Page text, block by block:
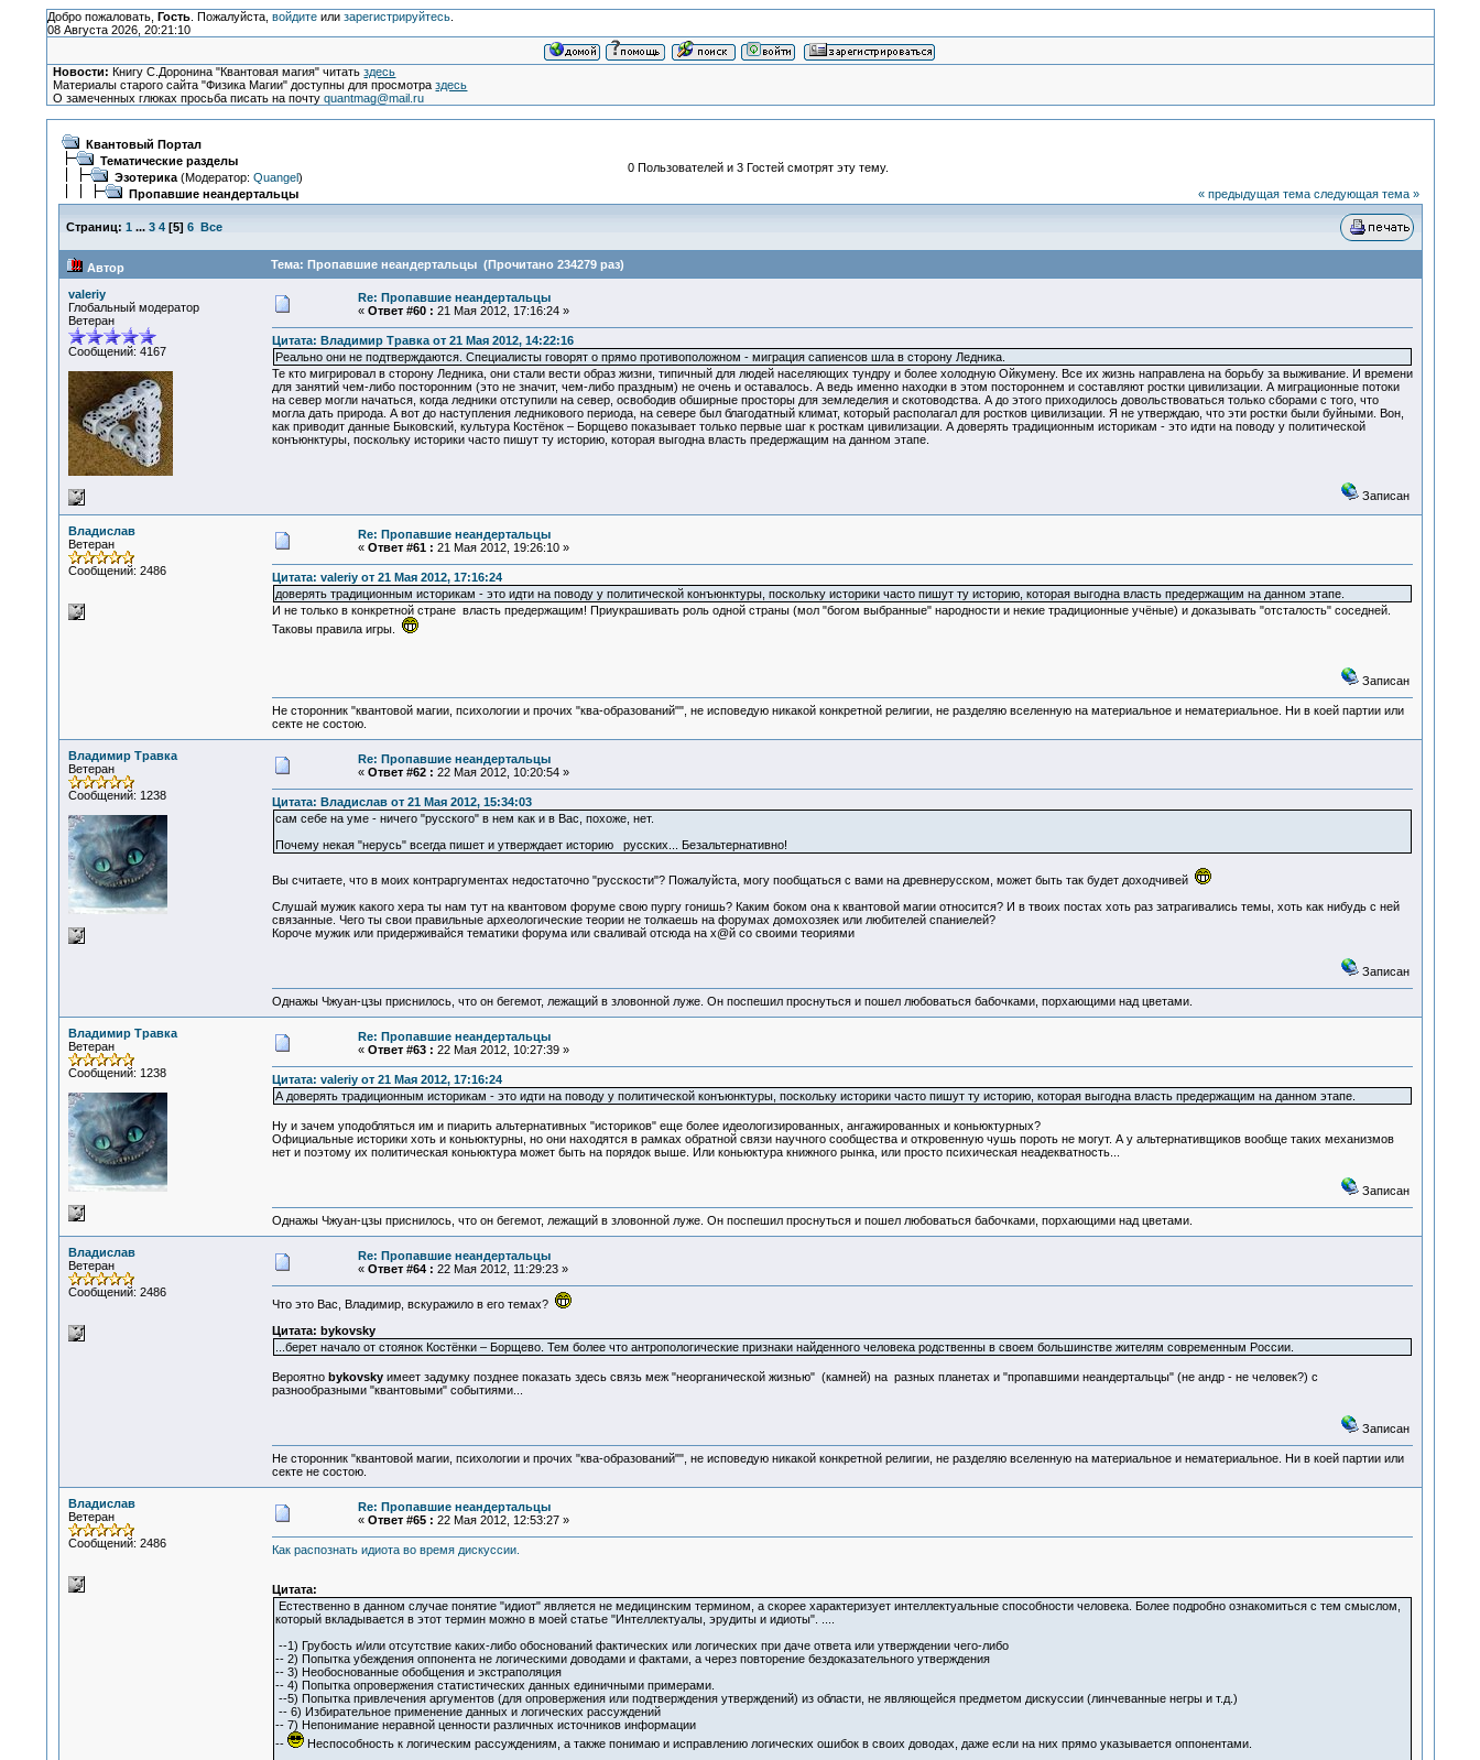
Добро пожаловать, Гость. Пожалуйста, войдитеили зарегистрируйтесь.
08 Августа 2026, 20:21:10
Новости: Книгу С.Доронина "Квантовая магия" читатьздесь
Материалы старого сайта "Физика Магии" доступны для просмотраздесь
О замеченных глюках просьба писать на почтуquantmag@mail.ru
Квантовый Портал
Тематические разделы
Эзотерика(Модератор: Quangel)
Пропавшие неандертальцы
0 Пользователей и 3 Гостей смотрят эту тему.
« предыдущая тема следующая тема »
Страниц: 1 ... 3 4[5] 6 Все
Автор Тема: Пропавшие неандертальцы (Прочитано 234279 раз)
valeriy
Глобальный модератор
Ветеран
Сообщений: 4167
Re: Пропавшие неандертальцы
« Ответ #60 : 21 Мая 2012, 17:16:24 »
Цитата: Владимир Травка от 21 Мая 2012, 14:22:16
Реально они не подтверждаются. Специалисты говорят о прямо противоположном - миграция сапиенсов шла в сторону Ледника.
Те кто мигрировал в сторону Ледника, они стали вести образ жизни, типичный для людей населяющих тундру и более холодную Ойкумену. Все их жизнь направлена на борьбу за выживание. И времени
для занятий чем-либо посторонним (это не значит, чем-либо праздным) не очень и оставалось. А ведь именно находки в этом постороннем и составляют ростки цивилизации. А миграционные потоки
на север могли начаться, когда ледники отступили на север, освободив обширные просторы для земледелия и скотоводства. А до этого приходилось довольствоваться только сборами с того, что
могла дать природа. А вот до наступления ледникового периода, на севере был благодатный климат, который располагал для ростков цивилизации. Я не утверждаю, что эти ростки были буйными. Вон,
как приводит данные Быковский, культура Костёнок – Борщево показывает только первые шаг к росткам цивилизации. А доверять традиционным историкам - это идти на поводу у политической
конъюнктуры, поскольку историки часто пишут ту историю, которая выгодна власть предержащим на данном этапе.
Записан
Владислав
Ветеран
Сообщений: 2486
Re: Пропавшие неандертальцы
« Ответ #61 : 21 Мая 2012, 19:26:10 »
Цитата: valeriy от 21 Мая 2012, 17:16:24
доверять традиционным историкам - это идти на поводу у политической конъюнктуры, поскольку историки часто пишут ту историю, которая выгодна власть предержащим на данном этапе.
И не только в конкретной стране власть предержащим! Приукрашивать роль одной страны (мол "богом выбранные" народности и некие традиционные учёные) и доказывать "отсталость" соседней.
Таковы правила игры.
Записан
Не сторонник "квантовой магии, психологии и прочих "ква-образований"", не исповедую никакой конкретной религии, не разделяю вселенную на материальное и нематериальное. Ни в коей партии или
секте не состою.
Владимир Травка
Ветеран
Сообщений: 1238
Re: Пропавшие неандертальцы
« Ответ #62 : 22 Мая 2012, 10:20:54 »
Цитата: Владислав от 21 Мая 2012, 15:34:03
сам себе на уме - ничего "русского" в нем как и в Вас, похоже, нет.
Почему некая "нерусь" всегда пишет и утверждает историю русских... Безальтернативно!
Вы считаете, что в моих контраргументах недостаточно "русскости"? Пожалуйста, могу пообщаться с вами на древнерусском, может быть так будет доходчивей
Слушай мужик какого хера ты нам тут на квантовом форуме свою пургу гонишь? Каким боком она к квантовой магии относится? И в твоих постах хоть раз затрагивались темы, хоть как нибудь с ней
связанные. Чего ты свои правильные археологические теории не толкаешь на форумах домохозяек или любителей спаниелей?
Короче мужик или придерживайся тематики форума или сваливай отсюда на х@й со своими теориями
Записан
Однажы Чжуан-цзы приснилось, что он бегемот, лежащий в зловонной луже. Он поспешил проснуться и пошел любоваться бабочками, порхающими над цветами.
Владимир Травка
Ветеран
Сообщений: 1238
Re: Пропавшие неандертальцы
« Ответ #63 : 22 Мая 2012, 10:27:39 »
Цитата: valeriy от 21 Мая 2012, 17:16:24
А доверять традиционным историкам - это идти на поводу у политической конъюнктуры, поскольку историки часто пишут ту историю, которая выгодна власть предержащим на данном этапе.
Ну и зачем уподобляться им и пиарить альтернативных "историков" еще более идеологизированных, ангажированных и коньюктурных?
Официальные историки хоть и коньюктурны, но они находятся в рамках обратной связи научного сообщества и откровенную чушь пороть не могут. А у альтернативщиков вообще таких механизмов
нет и поэтому их политическая коньюктура может быть на порядок выше. Или коньюктура книжного рынка, или просто психическая неадекватность...
Записан
Однажы Чжуан-цзы приснилось, что он бегемот, лежащий в зловонной луже. Он поспешил проснуться и пошел любоваться бабочками, порхающими над цветами.
Владислав
Ветеран
Сообщений: 2486
Re: Пропавшие неандертальцы
« Ответ #64 : 22 Мая 2012, 11:29:23 »
Что это Вас, Владимир, вскуражило в его темах?
Цитата: bykovsky
...берет начало от стоянок Костёнки – Борщево. Тем более что антропологические признаки найденного человека родственны в своем большинстве жителям современным России.
Вероятно bykovskyимеет задумку позднее показать здесь связь меж "неорганической жизнью" (камней) на разных планетах и "пропавшими неандертальцы" (не андр - не человек?) с
разнообразными "квантовыми" событиями...
Записан
Не сторонник "квантовой магии, психологии и прочих "ква-образований"", не исповедую никакой конкретной религии, не разделяю вселенную на материальное и нематериальное. Ни в коей партии или
секте не состою.
Владислав
Ветеран
Сообщений: 2486
Re: Пропавшие неандертальцы
« Ответ #65 : 22 Мая 2012, 12:53:27 »
Как распознать идиота во время дискуссии.
Цитата:
Естественно в данном случае понятие "идиот" является не медицинским термином, а скорее характеризует интеллектуальные способности человека. Более подробно ознакомиться с тем смыслом,
который вкладывается в этот термин можно в моей статье "Интеллектуалы, эрудиты и идиоты". ....
--1) Грубость и/или отсутствие каких-либо обоснований фактических или логических при даче ответа или утверждении чего-либо
-- 2) Попытка убеждения оппонента не логическими доводами и фактами, а через повторение бездоказательного утверждения
-- 3) Необоснованные обобщения и экстраполяция
-- 4) Попытка опровержения статистических данных единичными примерами.
--5) Попытка привлечения аргументов (для опровержения или подтверждения утверждений) из области, не являющейся предметом дискуссии (линчеванные негры и т.д.)
-- 6) Избирательное применение данных и логических рассуждений
-- 7) Непонимание неравной ценности различных источников информации
--
Неспособность к логическим рассуждениям, а также понимаю и исправлению логических ошибок в своих доводах, даже если на них прямо указывается оппонентами.